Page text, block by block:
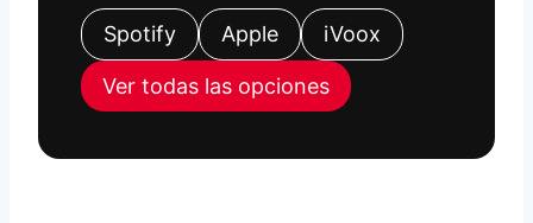
Spotify Apple iVoox
Ver todas las opciones